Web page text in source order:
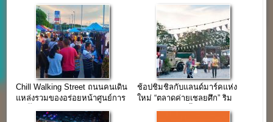
Chill Walking Street ถนนคนเดิน
แหล่งรวมของอร่อยหน้าศูนย์การ
ค้าบิ๊กซีอยุธยา
ช้อปชิมชิลกับแลนด์มาร์คแห่ง
ใหม่ “ตลาดค่ายเชลยศึก” ริม
สะพานข้ามแม่น้ำแคว